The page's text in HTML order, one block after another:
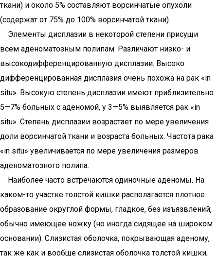
ткани) и около 5% составляют ворсинчатые опухоли
(содержат от 75% до 100% ворсинчатой ткани).
Элементы дисплазии в некоторой степени присущи
всем аденоматозным полипам. Различают низко- и
высокодифференцированную дисплазии. Высоко
дифференцированная дисплазия очень похожа на рак «in
situ». Высокую степень дисплазии имеют приблизительно
5—7% больных с аденомой, у 3—5% выявляется рак «in
situ». Степень дисплазии возрастает по мере увеличения
доли ворсинчатой ткани и возраста больных. Частота рака
«in situ» увеличивается по мере увеличения размеров
аденоматозного полипа.
Наиболее часто встречаются одиночные аденомы. На
каком-то участке толстой кишки располагается плотное
образование округлой формы, гладкое, без изъязвлений,
обычно имеющее ножку (но иногда сидящее на широком
основании). Слизистая оболочка, покрывающая аденому,
так же как и вообще слизистая оболочка толстой кишки,